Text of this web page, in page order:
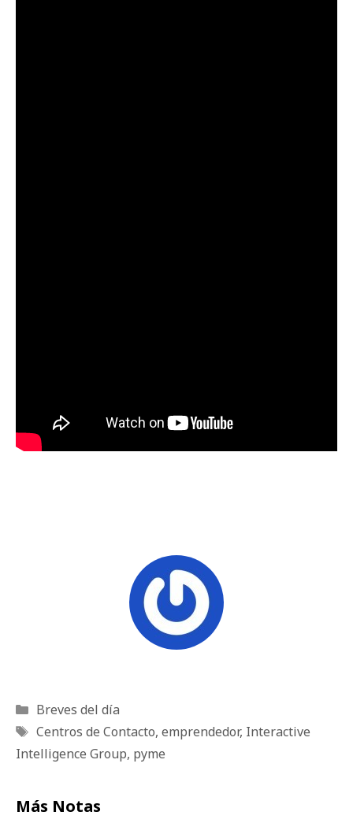
Categorías
Breves del día
Etiquetas
Centros de Contacto, emprendedor, Interactive
Intelligence Group, pyme
Más Notas